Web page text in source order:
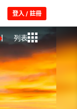
登入 / 註冊
日本人/名人 新聞
列表